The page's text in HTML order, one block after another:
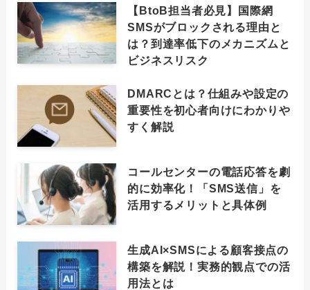
【BtoB担当者必見】国際網
SMSがブロックされる理由と
は？到達率低下のメカニズムと
ビジネスリスク
DMARCとは？仕組みや設定の
重要性を初心者向けにわかりや
すく解説
コールセンターの電話応答を劇
的に効率化！「SMS送信」を
活用するメリットと具体例
生成AI×SMSによる顧客接点の
構築を解説！実務的観点での活
用法とは